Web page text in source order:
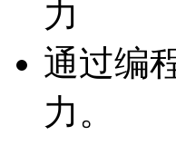
力
通过编
力。